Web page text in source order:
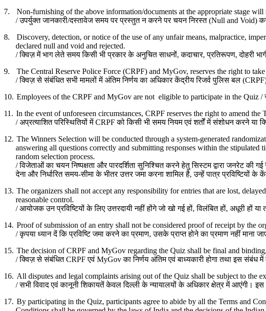
7.
Non-furnishing of the above information/documents at the appropriate stage
/उपर्युक्त जानकारी/दस्तावेज समय पर प्रस्तुत न करने पर चयन निरस्त (Null and Void)
8.
Discovery, detection, or notice of the use of any unfair means, malpractice,
declared null and void and rejected.
/क्विज़ में भाग लेते समय किसी भी प्रकार के अनुचित साधनों,कदाचार,प्रतिरूपण,दोहरी
9.
The Central Reserve Police Force (CRPF) and MyGov, reserves the right to
/क्विज़ से संबंधित सभी मामलों में अंतिम निर्णय का अधिकार केंद्रीय रिजर्व पुलिस बल (
10. Employees of the CRPF and MyGov are not eligible to participate in the Quiz /
11. In the event of unforeseen circumstances, CRPF reserves the right to amend
/अप्रत्याशित परिस्थितियों मेंCRPFको किसी भी समय नियम एवं शर्तों में संशोधन करने या
12. The Winners Selection will be conducted through a system-generated
answering all questions correctly and submitting responses within the
random selection process.
/विजेताओं का चयन निष्पक्षता और पारदर्शिता सुनिश्चित करने हेतु सिस्टम द्वारा जनरेट की गई
देना और निर्धारित समय-सीमा के भीतर उत्तर जमा करना शामिल है,उन्हें पात्र प्रविष्टियों
13. The organizers shall not accept any responsibility for entries that are lost,
reasonable control.
/आयोजक उन प्रविष्टियों के लिए उत्तरदायी नहीं होंगे जो खो गई हों,विलंबित हों, अधूरी हों
14. Proof of submission of an entry shall not be considered proof of receipt by the
/कृपया ध्यान दें कि प्रविष्टि जमा करने का प्रमाण,उसके प्राप्त होने का प्रमाण नहीं माना
15. The decision of CRPF and MyGov regarding the Quiz shall be final and
/क्विज़ से संबंधितCRPFएवं MyGovका निर्णय अंतिम एवं बाध्यकारी होगा तथा इस संबंध में
16. All disputes and legal complaints arising out of the Quiz shall be subject to the
/सभी विवाद एवं कानूनी शिकायतें केवल दिल्ली के न्यायालयों के अधिकार क्षेत्र में आएंगी। इस
17. By participating in the Quiz, participants agree to abide by all the Terms and